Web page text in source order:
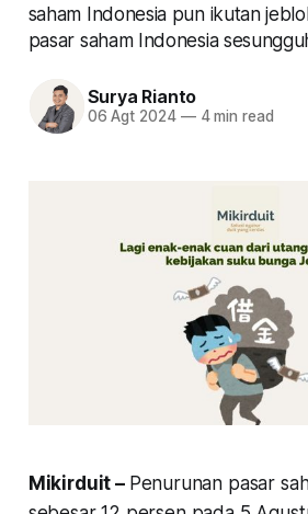
saham Indonesia pun ikutan
pasar saham Indonesia
Surya Rianto
06 Agt 2024 —4 min read
Mikirduit – Penurunan pasar